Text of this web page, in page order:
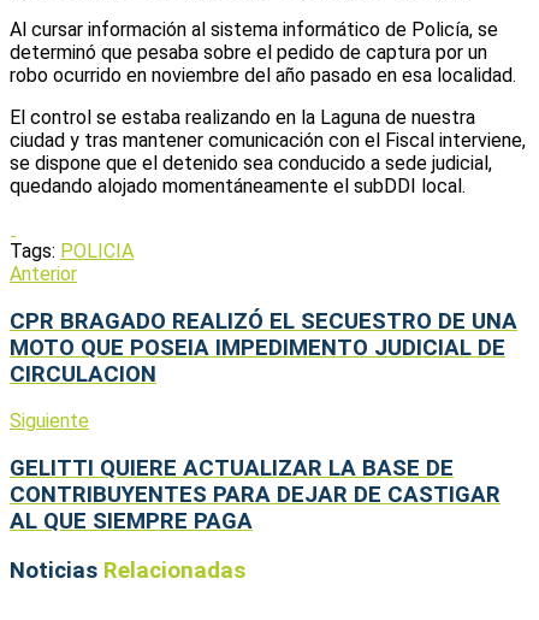
Al cursar información al sistema informático de Policía, se
determinó que pesaba sobre el pedido de captura por un
robo ocurrido en noviembre del año pasado en esa localidad.
El control se estaba realizando en la Laguna de nuestra
ciudad y tras mantener comunicación con el Fiscal interviene,
se dispone que el detenido sea conducido a sede judicial,
quedando alojado momentáneamente el subDDI local.
Tags: POLICIA
Anterior
CPR BRAGADO REALIZÓ EL SECUESTRO DE UNA
MOTO QUE POSEIA IMPEDIMENTO JUDICIAL DE
CIRCULACION
Siguiente
GELITTI QUIERE ACTUALIZAR LA BASE DE
CONTRIBUYENTES PARA DEJAR DE CASTIGAR
AL QUE SIEMPRE PAGA
Noticias Relacionadas